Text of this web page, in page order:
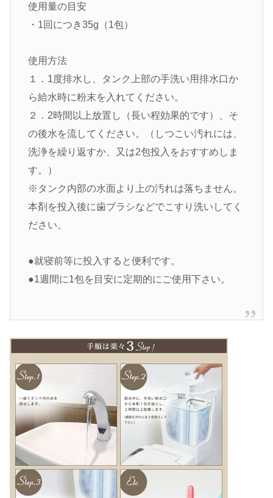
使用量の目安
・1回につき35g（1包）
使用方法
１．1度排水し、タンク上部の手洗い用排水口か
ら給水時に粉末を入れてください。
２．2時間以上放置し（長い程効果的です）、そ
の後水を流してください。（しつこい汚れには、
洗浄を繰り返すか、又は2包投入をおすすめしま
す。）
※タンク内部の水面より上の汚れは落ちません。
本剤を投入後に歯ブラシなどでこすり洗いしてく
ださい。
●就寝前等に投入すると便利です。
●1週間に1包を目安に定期的にご使用下さい。